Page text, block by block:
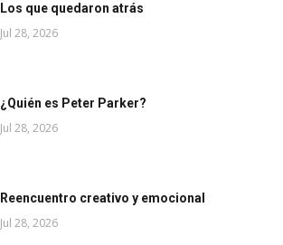
Los que quedaron atrás
Jul 28, 2026
¿Quién es Peter Parker?
Jul 28, 2026
Reencuentro creativo y emocional
Jul 28, 2026